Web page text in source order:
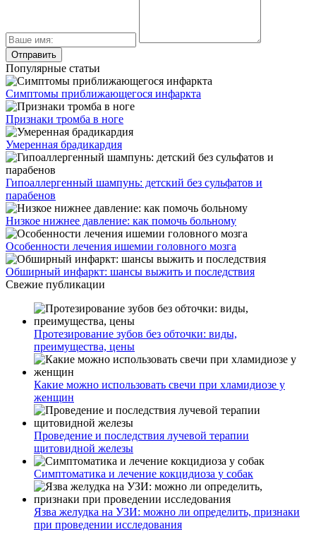
Популярные статьи
Симптомы приближающегося инфаркта
Признаки тромба в ноге
Умеренная брадикардия
Гипоаллергенный шампунь: детский без сульфатов и
парабенов
Низкое нижнее давление: как помочь больному
Особенности лечения ишемии головного мозга
Обширный инфаркт: шансы выжить и последствия
Свежие публикации
Протезирование зубов без обточки: виды,
преимущества, цены
Какие можно использовать свечи при хламидиозе у
женщин
Проведение и последствия лучевой терапии
щитовидной железы
Симптоматика и лечение кокцидиоза у собак
Язва желудка на УЗИ: можно ли определить, признаки
при проведении исследования